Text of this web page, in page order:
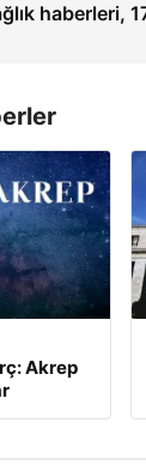
haberleri,
Akrep